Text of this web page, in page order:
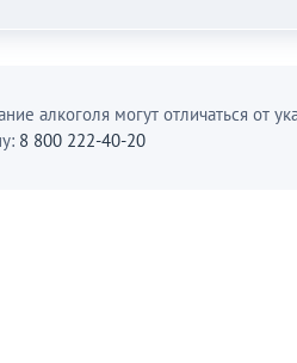
алкоголя могут отличаться от
8 800 222-40-20